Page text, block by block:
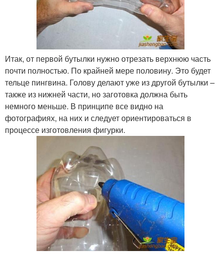
Итак, от первой бутылки нужно отрезать верхнюю часть
почти полностью. По крайней мере половину. Это будет
тельце пингвина. Голову делают уже из другой бутылки –
также из нижней части, но заготовка должна быть
немного меньше. В принципе все видно на
фотографиях, на них и следует ориентироваться в
процессе изготовления фигурки.